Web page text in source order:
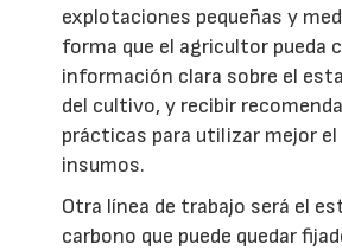
explotaciones pequeñas y
forma que el agricultor pueda
información clara sobre el
del cultivo, y recibir
prácticas para utilizar mejor el
insumos.
Otra línea de trabajo será el
carbono que puede quedar